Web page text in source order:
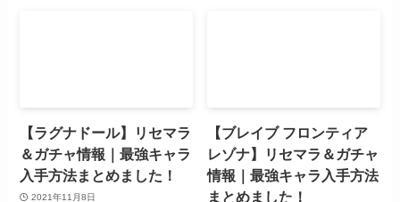
【ラグナドール】リセマラ
＆ガチャ情報｜最強キャラ
入手方法まとめました！
2021年11月8日
【ブレイブ フロンティア
レゾナ】リセマラ＆ガチャ
情報｜最強キャラ入手方法
まとめました！